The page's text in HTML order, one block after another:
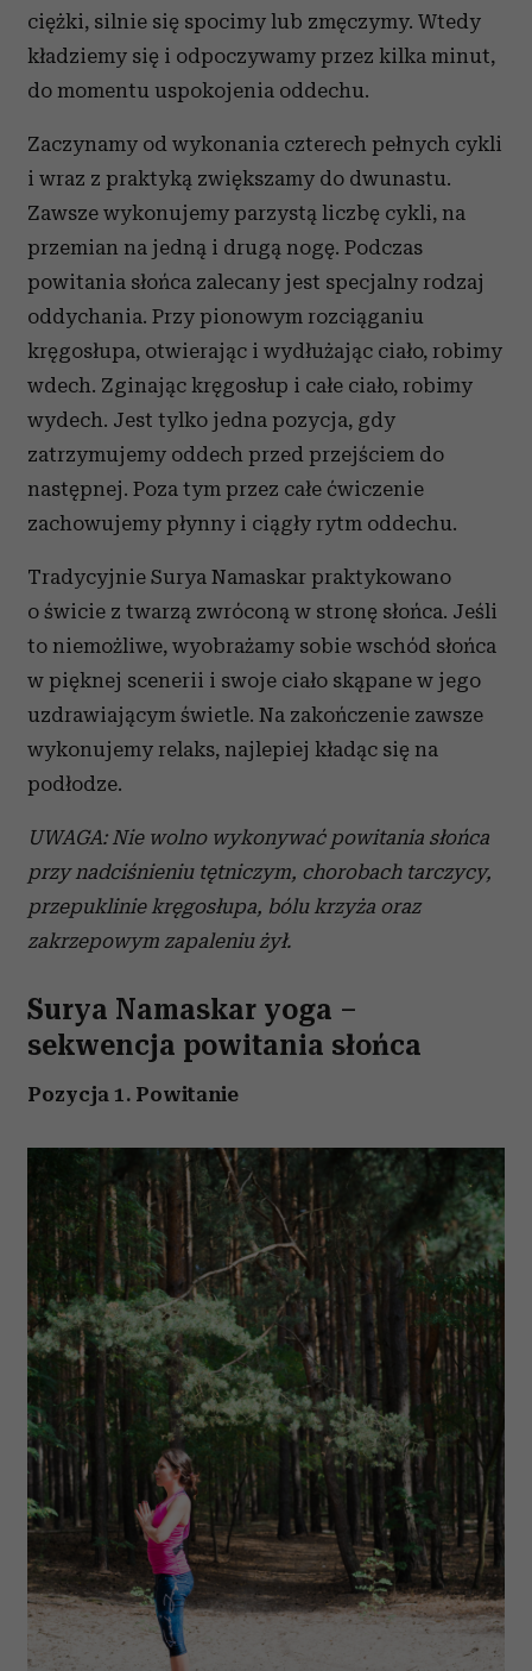
ciężki, silnie się spocimy lub zmęczymy. Wtedy
kładziemy się i odpoczywamy przez kilka minut,
do momentu uspokojenia oddechu.
Zaczynamy od wykonania czterech pełnych cykli
i wraz z praktyką zwiększamy do dwunastu.
Zawsze wykonujemy parzystą liczbę cykli, na
przemian na jedną i drugą nogę. Podczas
powitania słońca zalecany jest specjalny rodzaj
oddychania. Przy pionowym rozciąganiu
kręgosłupa, otwierając i wydłużając ciało, robimy
wdech. Zginając kręgosłup i całe ciało, robimy
wydech. Jest tylko jedna pozycja, gdy
zatrzymujemy oddech przed przejściem do
następnej. Poza tym przez całe ćwiczenie
zachowujemy płynny i ciągły rytm oddechu.
Tradycyjnie Surya Namaskar praktykowano
o świcie z twarzą zwróconą w stronę słońca. Jeśli
to niemożliwe, wyobrażamy sobie wschód słońca
w pięknej scenerii i swoje ciało skąpane w jego
uzdrawiającym świetle. Na zakończenie zawsze
wykonujemy relaks, najlepiej kładąc się na
podłodze.
UWAGA: Nie wolno wykonywać powitania słońca
przy nadciśnieniu tętniczym, chorobach tarczycy,
przepuklinie kręgosłupa, bólu krzyża oraz
zakrzepowym zapaleniu żył.
Surya Namaskar yoga –
sekwencja powitania słońca
Pozycja 1. Powitanie